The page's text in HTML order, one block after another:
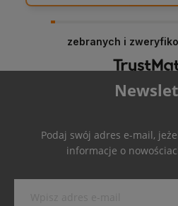
zebranych i
Podaj swój adres e-mail,
informacje o